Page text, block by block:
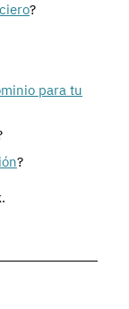
?
para tu
?